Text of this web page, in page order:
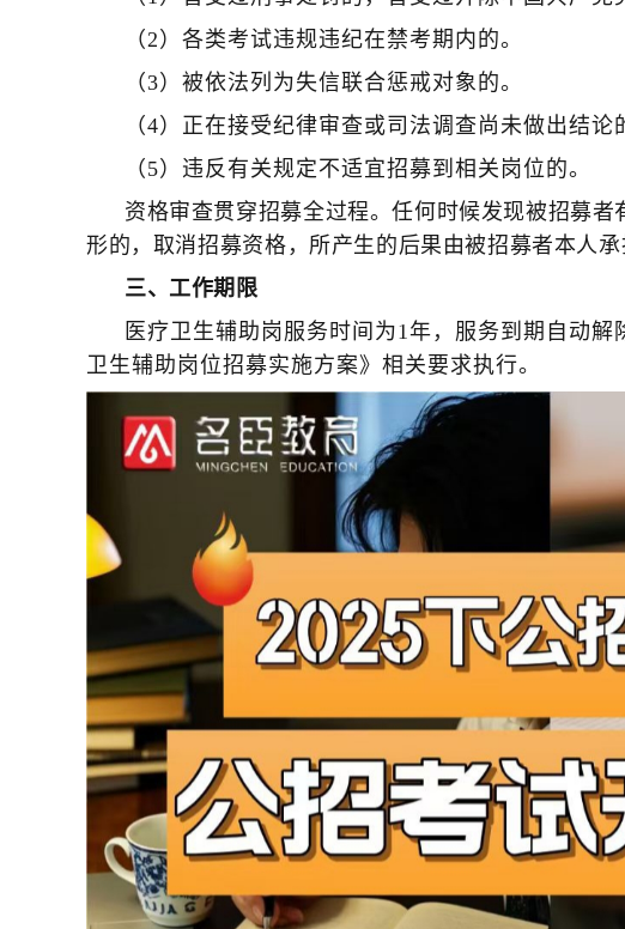
（2）各类考试违规违纪在禁考期内的。
（3）被依法列为失信联合惩戒对象的。
（4）正在接受纪律审查或司法调查尚未做出结论
（5）违反有关规定不适宜招募到相关岗位的。
资格审查贯穿招募全过程。任何时候发现被招募
形的，取消招募资格，所产生的后果由被招募者本人承
三、工作期限
医疗卫生辅助岗服务时间为1年，服务到期自动
卫生辅助岗位招募实施方案》相关要求执行。